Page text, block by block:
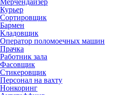
Курьер
Сортировщик
Бармен
Кладовщик
Оператор поломоечных машин
Прачка
Работник зала
Фасовщик
Стикеровщик
Персонал на вахту
Нонкоринг